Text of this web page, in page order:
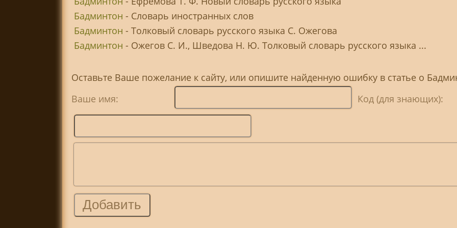
Бадминтон - Словарь иностранных слов
Бадминтон - Толковый словарь русского языка С. Ожегова
Бадминтон - Ожегов С. И., Шведова Н. Ю. Толковый словарь русского языка ...
Оставьте Ваше пожелание к сайту, или опишите найденную ошибку в статье о
Ваше имя:
Код (для знающих):